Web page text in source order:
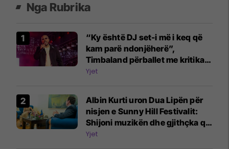
Nga Rubrika
“Ky është DJ set-i më i keq që
kam parë ndonjëherë”,
Timbaland përballet me kritika
për performancat në festivalet
Yjet
Albin Kurti uron Dua Lipën për
nisjen e Sunny Hill Festivalit:
Shijoni muzikën dhe gjithçka që
ofrojnë Prishtina e Kosova
Yjet